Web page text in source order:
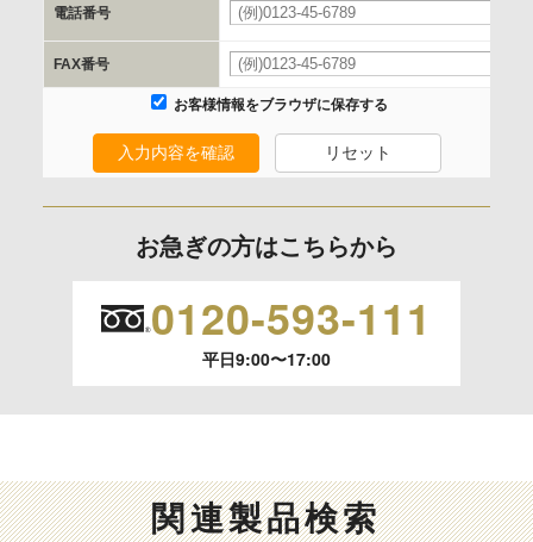
を行います。
委託の有無
利用目的の通知、開示、内容の訂正、追加または削除、利用
います。）に応じます。
開示等のご請求は、下記お問い合わせ先窓口へご連絡願いま
す。
る結果
情報提供は任意ですが、情報を提供しなかった場合、情報の
電話番号
FAX番号
お客様情報をブラウザに保存する
入力内容を確認 リセット
お急ぎの方はこちらから
0120-593-111
平日9:00〜17:00
関連製品検索